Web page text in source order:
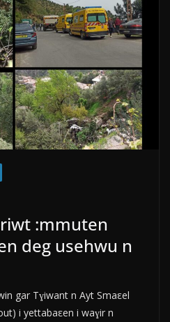
:mmuten
deg usehwu n
gar Tɣiwant n Ayt Smaεel
i yettabaεen i waɣir n